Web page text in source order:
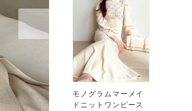
モノグラムマーメイ
ドニットワンピース